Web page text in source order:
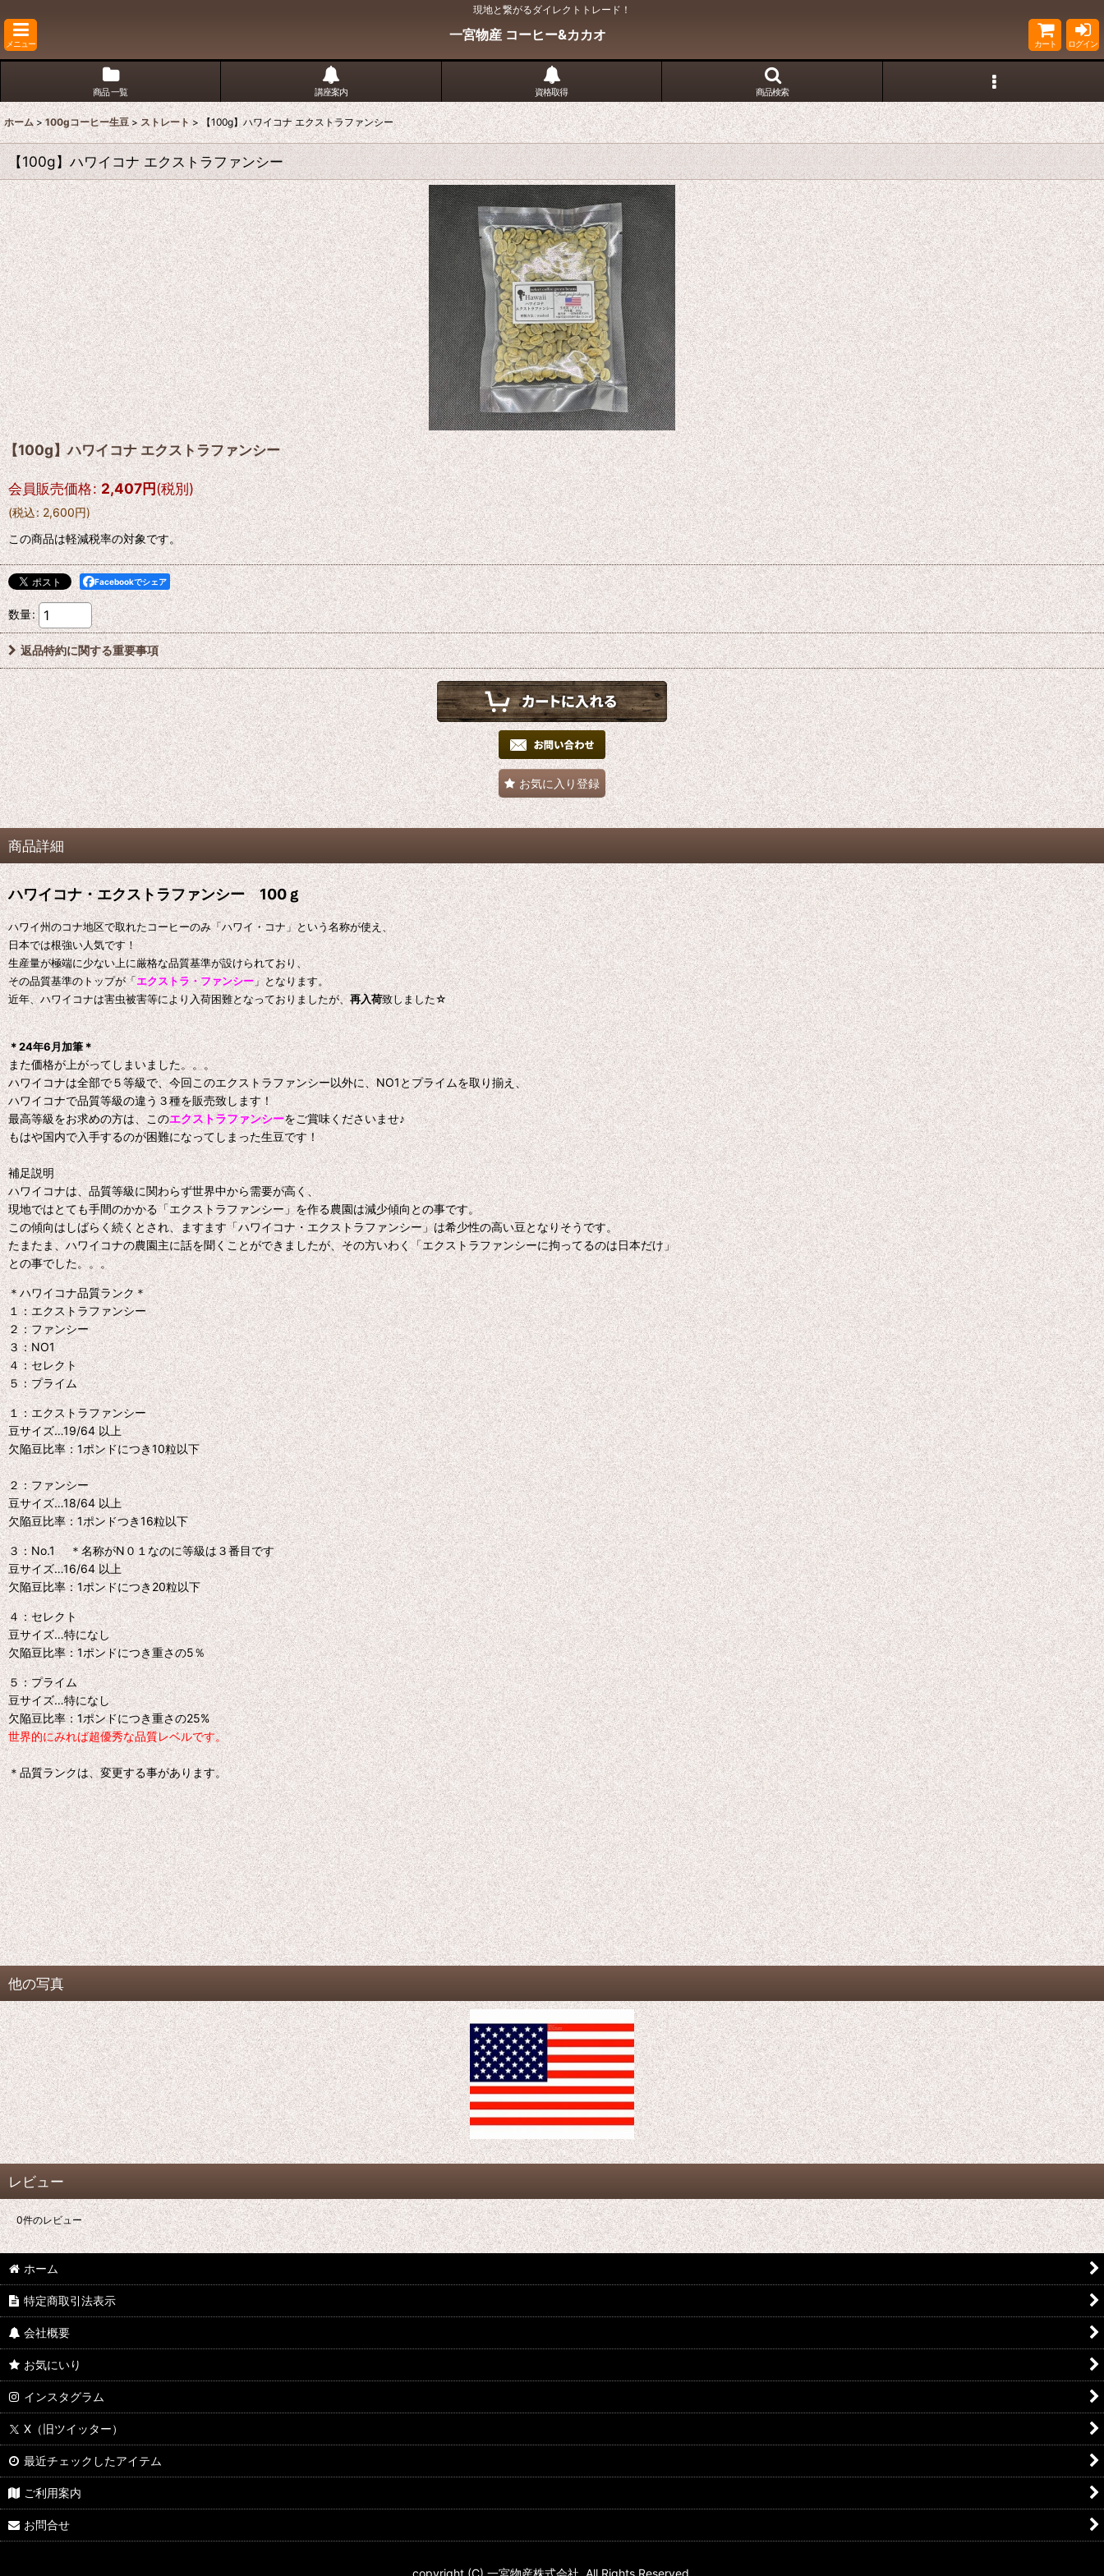
現地と繋がるダイレクトトレード！
メニュー
一宮物産 コーヒー&カカオ
カート ログイン
商品 一覧 講座案内 資格取得 商品検索
ホーム > 100gコーヒー生豆 > ストレート > 【100g】ハワイコナ エクストラファンシー
【100g】ハワイコナ エクストラファンシー
【100g】ハワイコナ エクストラファンシー
会員販売価格: 2,407円(税別)
(税込: 2,600円)
この商品は軽減税率の対象です。
Facebookでシェア
数量:
返品特約に関する重要事項
お気に入り登録
商品詳細
ハワイコナ・エクストラファンシー 100ｇ
ハワイ州のコナ地区で取れたコーヒーのみ「ハワイ・コナ」という名称が使え、
日本では根強い人気です！
生産量が極端に少ない上に厳格な品質基準が設けられており、
その品質基準のトップが「エクストラ・ファンシー」となります。
近年、ハワイコナは害虫被害等により入荷困難となっておりましたが、再入荷致しました☆
＊24年6月加筆＊
また価格が上がってしまいました。。。
ハワイコナは全部で５等級で、今回このエクストラファンシー以外に、NO1とプライムを取り揃え、
ハワイコナで品質等級の違う３種を販売致します！
最高等級をお求めの方は、このエクストラファンシーをご賞味くださいませ♪
もはや国内で入手するのが困難になってしまった生豆です！
補足説明
ハワイコナは、品質等級に関わらず世界中から需要が高く、
現地ではとても手間のかかる「エクストラファンシー」を作る農園は減少傾向との事です。
この傾向はしばらく続くとされ、ますます「ハワイコナ・エクストラファンシー」は希少性の高い豆となりそうです。
たまたま、ハワイコナの農園主に話を聞くことができましたが、その方いわく「エクストラファンシーに拘ってるのは日本だけ」
との事でした。。。
＊ハワイコナ品質ランク＊
１：エクストラファンシー
２：ファンシー
３：NO1
４：セレクト
５：プライム
１：エクストラファンシー
豆サイズ…19/64 以上
欠陥豆比率：1ポンドにつき10粒以下
２：ファンシー
豆サイズ…18/64 以上
欠陥豆比率：1ポンドつき16粒以下
３：No.1 ＊名称がN０１なのに等級は３番目です
豆サイズ…16/64 以上
欠陥豆比率：1ポンドにつき20粒以下
４：セレクト
豆サイズ…特になし
欠陥豆比率：1ポンドにつき重さの5％
５：プライム
豆サイズ…特になし
欠陥豆比率：1ポンドにつき重さの25%
世界的にみれば超優秀な品質レベルです。
＊品質ランクは、変更する事があります。
他の写真
レビュー
0件のレビュー
ホーム
特定商取引法表示
会社概要
お気にいり
インスタグラム
X（旧ツイッター）
最近チェックしたアイテム
ご利用案内
お問合せ
copyright (C) 一宮物産株式会社. All Rights Reserved.